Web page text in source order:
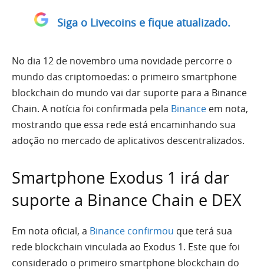
Siga o Livecoins e fique atualizado.
No dia 12 de novembro uma novidade percorre o
mundo das criptomoedas: o primeiro smartphone
blockchain do mundo vai dar suporte para a Binance
Chain. A notícia foi confirmada pela Binance em nota,
mostrando que essa rede está encaminhando sua
adoção no mercado de aplicativos descentralizados.
Smartphone Exodus 1 irá dar
suporte a Binance Chain e DEX
Em nota oficial, a Binance confirmou que terá sua
rede blockchain vinculada ao Exodus 1. Este que foi
considerado o primeiro smartphone blockchain do